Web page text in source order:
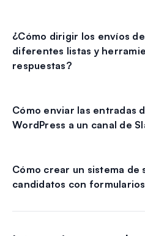
¿Cómo dirigir los envíos
diferentes listas y
respuestas?
Cómo enviar las entradas
WordPress a un canal de
Cómo crear un sistema de
candidatos con